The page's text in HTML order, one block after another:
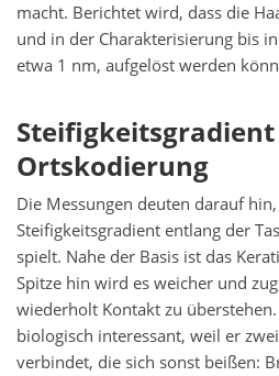
macht. Berichtet wird, dass die
und in der Charakterisierung bis
etwa 1 nm, aufgelöst werden
Ortskodierung
Die Messungen deuten darauf
Steifigkeitsgradient entlang der
spielt. Nahe der Basis ist das
Spitze hin wird es weicher und
wiederholt Kontakt zu
biologisch interessant, weil er
verbindet, die sich sonst beißen: